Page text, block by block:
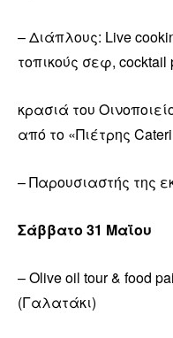
– Διάπλους: Live
τοπικούς σεφ, cocktail
κρασιά του
από το «Πιέτρης
– Παρουσιαστής της
Σάββατο 31 Μαΐου
– Olive oil tour & food
(Γαλατάκι)